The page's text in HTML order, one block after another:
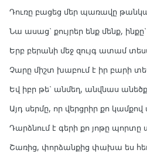
Դուռը բացեց մեր պառավը
Նա ասաց` քույրեր ենք մենք,
Երբ բերանի մեջ զույգ ատամ
Չարը միշտ խաբում է իր բարի
Եվ իբր թե` անմեղ, անվնաս
Այդ սերմը, որ վերցրիր քո
Դարձնում է գերի քո յոթը
Շառից, փորձանքից փախա ես